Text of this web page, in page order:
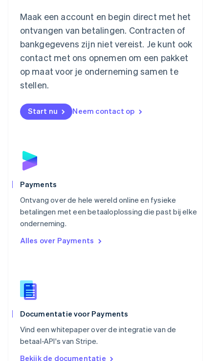
Maak een account en begin direct met het
ontvangen van betalingen. Contracten of
bankgegevens zijn niet vereist. Je kunt ook
contact met ons opnemen om een pakket
op maat voor je onderneming samen te
stellen.
Start nu Neem contact op
Payments
Ontvang over de hele wereld online en fysieke
betalingen met een betaaloplossing die past bij elke
onderneming.
Alles over Payments
Documentatie voor Payments
Vind een whitepaper over de integratie van de
betaal-API's van Stripe.
Bekijk de documentatie
Maleisië
Malta
English
Mexico
Nederland
Nederlands
English
Noorwegen
English
Português
English
Singapore
简体中文
Slovenië
EnglishItaliano
Español
Thailand
ไทย
Tsjechië
Vasteland van China
简体中文English